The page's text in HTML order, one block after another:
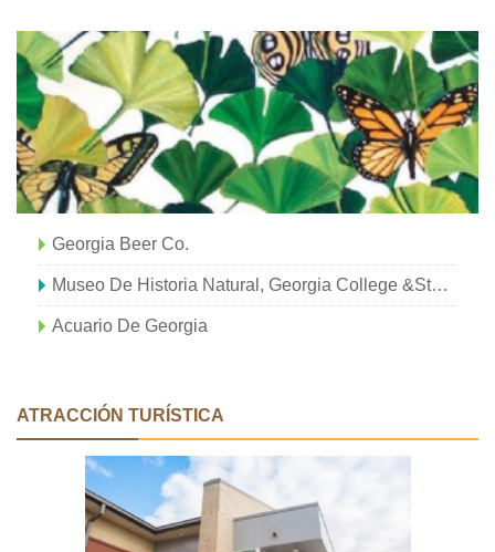
Georgia Beer Co.
Museo De Historia Natural, Georgia College &State University
Acuario De Georgia
ATRACCIÓN TURÍSTICA